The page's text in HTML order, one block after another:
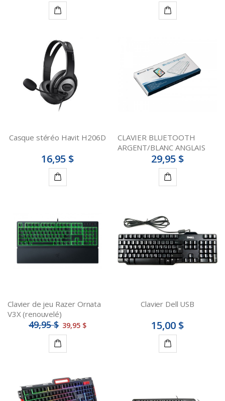
au
panier
panier
Casque stéréo Havit H206D
16,95 $
panier
CLAVIER BLUETOOTH
ARGENT/BLANC ANGLAIS
29,95 $
panier
Clavier de jeu Razer Ornata
V3X (renouvelé)
49,95 $ 39,95 $
au
panier
Clavier Dell USB
15,00 $